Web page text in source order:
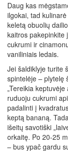
Daug kas
ilgokai, tad
keletą obuolių
kaitros pakepinkite
cukrumi ir
vaniliniais ledais.
Jei šaldiklyje turite
spintelėje – plytelę
„Tereikia
ruduoju cukrumi
padalinti į
keptą bananą.
išeitų savotiški
orkaitę. Po 20-25
– bus ypač gardu